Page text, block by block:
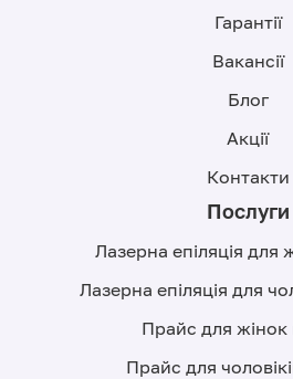
Гарантії
Вакансії
Блог
Акції
Контакти
Послуги
Лазерна епіляція для
Лазерна епіляція для
Прайс для жінок
Прайс для